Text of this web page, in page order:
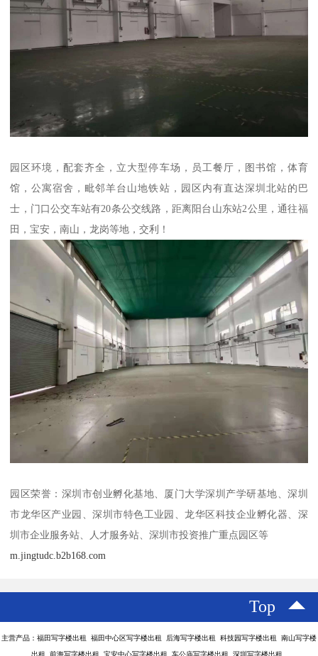
园区环境，配套齐全，立大型停车场，员工餐厅，图书馆，体育
馆，公寓宿舍，毗邻羊台山地铁站，园区内有直达深圳北站的巴
士，门口公交车站有20条公交线路，距离阳台山东站2公里，通往福
田，宝安，南山，龙岗等地，交利！
园区荣誉：深圳市创业孵化基地、厦门大学深圳产学研基地、深圳
市龙华区产业园、深圳市特色工业园、龙华区科技企业孵化器、深
圳市企业服务站、人才服务站、深圳市投资推广重点园区等
m.jingtudc.b2b168.com
Top
主营产品：福田写字楼出租 福田中心区写字楼出租 后海写字楼出租 科技园写字楼出租 南山写字楼
出租 前海写字楼出租 宝安中心写字楼出租 车公庙写字楼出租 深圳写字楼出租